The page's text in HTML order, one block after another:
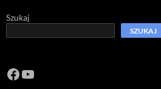
Szukaj
SZUKAJ
Facebook
https://